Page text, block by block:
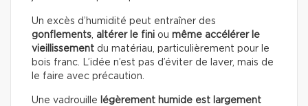
Un excès d’humidité peut entraîner des
gonflements altérer le fini ou même accélérer le
vieillissement du matériau, particulièrement pour le
bois franc. L’idée n’est pas d’éviter de laver, mais de
le faire avec précaution.
Une vadrouille
légèrement humide est largement